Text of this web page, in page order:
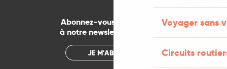
Voyager sans
Circuits
Abonnez-vous gratuitement
à notre newsletter mensuelle
JE M'ABONNE